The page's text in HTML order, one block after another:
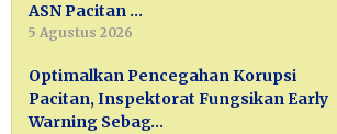
ASN Pacitan …
5 Agustus 2026
Optimalkan Pencegahan Korupsi
Pacitan, Inspektorat Fungsikan Early
Warning Sebag…